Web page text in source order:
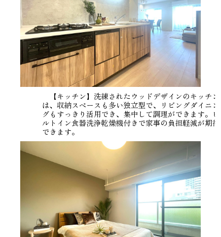
【キッチン】洗練されたウッドデザインのキッチン
は、収納スペースも多い独立型で、リビングダイニン
グもすっきり活用でき、集中して調理ができます。ビ
ルトイン食器洗浄乾燥機付きで家事の負担軽減が期待
できます。